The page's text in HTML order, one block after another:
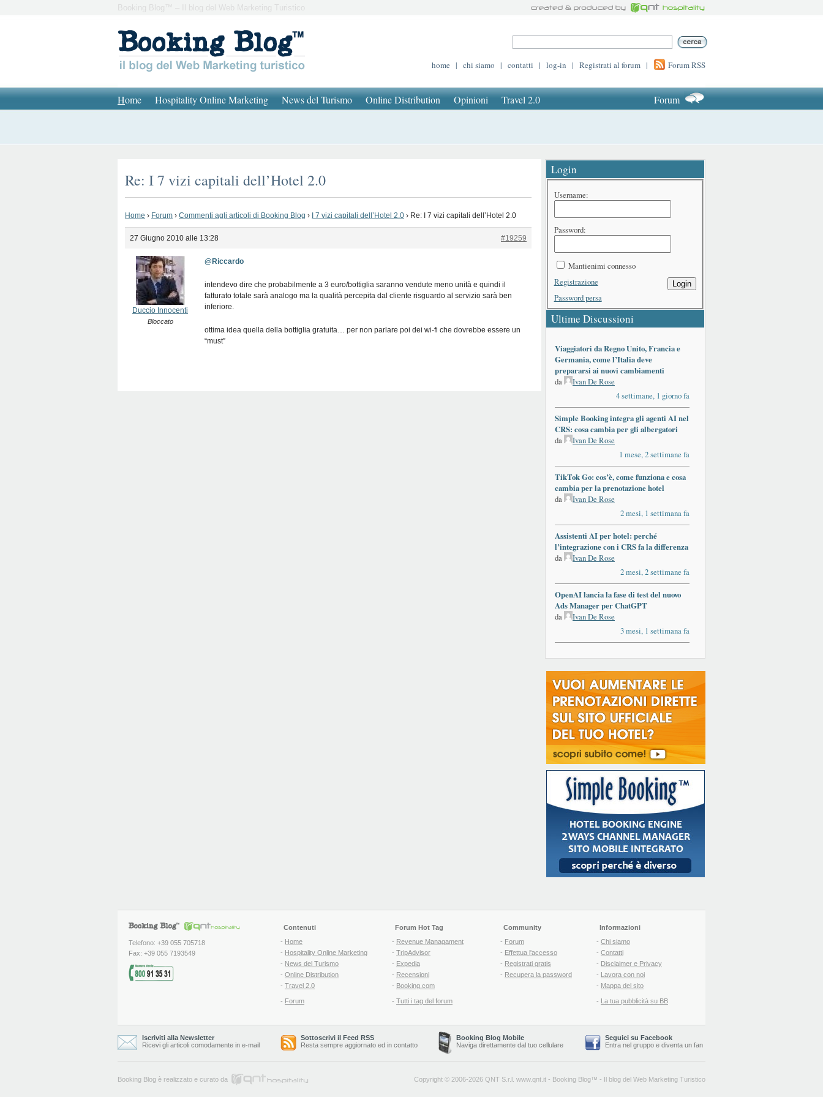
Booking Blog™ – Il blog del Web Marketing Turistico
home | chi siamo | contatti | log-in | Registrati al forum | Forum RSS
Home Hospitality Online Marketing News del Turismo Online Distribution Opinioni Travel 2.0 Forum
Re: I 7 vizi capitali dell’Hotel 2.0
Home › Forum › Commenti agli articoli di Booking Blog › I 7 vizi capitali dell’Hotel 2.0 › Re: I 7 vizi capitali dell’Hotel 2.0
27 Giugno 2010 alle 13:28 #19259
Duccio Innocenti
Bloccato
@Riccardo
intendevo dire che probabilmente a 3 euro/bottiglia saranno vendute meno unità e quindi il
fatturato totale sarà analogo ma la qualità percepita dal cliente risguardo al servizio sarà ben
inferiore.
ottima idea quella della bottiglia gratuita… per non parlare poi dei wi-fi che dovrebbe essere un
“must”
Login
Username:
Password:
Mantienimi connesso
Login
Registrazione
Password persa
Ultime Discussioni
Viaggiatori da Regno Unito, Francia e
Germania, come l’Italia deve
prepararsi ai nuovi cambiamenti
da
Ivan De Rose
4 settimane, 1 giorno fa
Simple Booking integra gli agenti AI nel
CRS: cosa cambia per gli albergatori
da
Ivan De Rose
1 mese, 2 settimane fa
TikTok Go: cos’è, come funziona e cosa
cambia per la prenotazione hotel
da
Ivan De Rose
2 mesi, 1 settimana fa
Assistenti AI per hotel: perché
l’integrazione con i CRS fa la differenza
da
Ivan De Rose
2 mesi, 2 settimane fa
OpenAI lancia la fase di test del nuovo
Ads Manager per ChatGPT
da
Ivan De Rose
3 mesi, 1 settimana fa
Telefono: +39 055 705718
Fax: +39 055 7193549
Contenuti
- Home
- Hospitality Online Marketing
- News del Turismo
- Online Distribution
- Travel 2.0
- Forum
Forum Hot Tag
- Revenue Managament
- TripAdvisor
- Expedia
- Recensioni
- Booking.com
- Tutti i tag del forum
Community
- Forum
- Effettua l'accesso
- Registrati gratis
- Recupera la password
Informazioni
- Chi siamo
- Contatti
- Disclaimer e Privacy
- Lavora con noi
- Mappa del sito
- La tua pubblicità su BB
Iscriviti alla Newsletter
Ricevi gli articoli comodamente in e-mail
Sottoscrivi il Feed RSS
Resta sempre aggiornato ed in contatto
Booking Blog Mobile
Naviga direttamente dal tuo cellulare
Seguici su Facebook
Entra nel gruppo e diventa un fan
Booking Blog è realizzato e curato da Copyright © 2006-2026 QNT S.r.l. www.qnt.it - Booking Blog™ - Il blog del Web Marketing Turistico